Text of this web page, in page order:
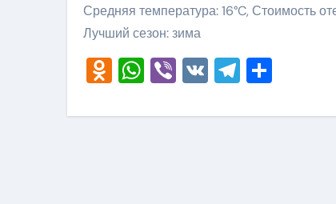
Средняя температура: 16°C, Стоимость
Лучший сезон: зима
Odnoklassniki
WhatsApp
Viber
VKTelegram